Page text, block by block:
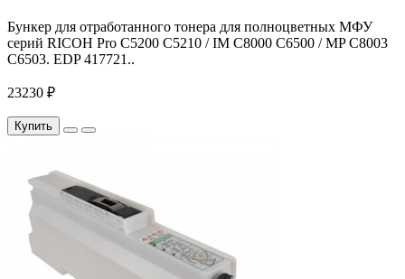
Бункер для отработанного тонера для полноцветных МФУ
серий RICOH Pro C5200 C5210 / IM C8000 C6500 / MP C8003
C6503. EDP 417721..
23230 ₽
Купить